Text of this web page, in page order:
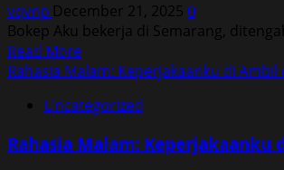
vqvnp December 21, 2025 0
Bokep Aku bekerja di Semarang,
Read MoreRead
more
Rahasia
Keperjakaanku
Rahasia Malam: Keperjakaanku di
Uncategorized
Rahasia Malam: